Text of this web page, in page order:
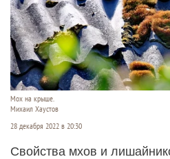
Мох на крыше.
Михаил Хаустов
28 декабря 2022 в 20:30
Свойства мхов и